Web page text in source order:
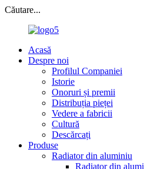
Căutare...
Acasă
Despre noi
Profilul Companiei
Istorie
Onoruri și premii
Distribuția pieței
Vedere a fabricii
Cultură
Descărcați
Produse
Radiator din aluminiu
Radiator din